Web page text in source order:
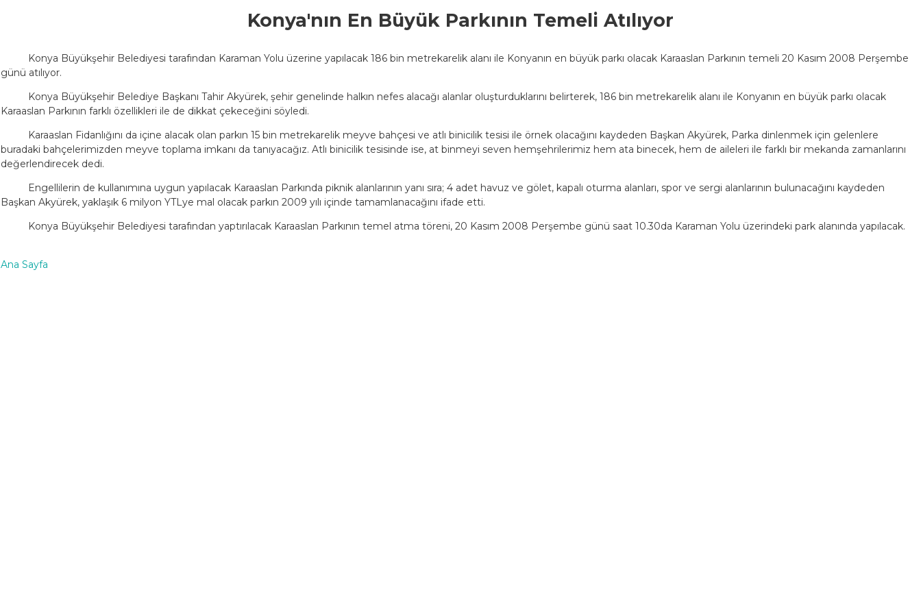
Konya'nın En Büyük Parkının Temeli Atılıyor
Konya Büyükşehir Belediyesi tarafından Karaman Yolu üzerine yapılacak 186 bin metrekarelik alanı ile Konyanın en büyük parkı olacak Karaaslan Parkının temeli 20 Kasım 2008 Perşembe
günü atılıyor.
Konya Büyükşehir Belediye Başkanı Tahir Akyürek, şehir genelinde halkın nefes alacağı alanlar oluşturduklarını belirterek, 186 bin metrekarelik alanı ile Konyanın en büyük parkı olacak
Karaaslan Parkının farklı özellikleri ile de dikkat çekeceğini söyledi.
Karaaslan Fidanlığını da içine alacak olan parkın 15 bin metrekarelik meyve bahçesi ve atlı binicilik tesisi ile örnek olacağını kaydeden Başkan Akyürek, Parka dinlenmek için gelenlere
buradaki bahçelerimizden meyve toplama imkanı da tanıyacağız. Atlı binicilik tesisinde ise, at binmeyi seven hemşehrilerimiz hem ata binecek, hem de aileleri ile farklı bir mekanda zamanlarını
değerlendirecek dedi.
Engellilerin de kullanımına uygun yapılacak Karaaslan Parkında piknik alanlarının yanı sıra; 4 adet havuz ve gölet, kapalı oturma alanları, spor ve sergi alanlarının bulunacağını kaydeden
Başkan Akyürek, yaklaşık 6 milyon YTLye mal olacak parkın 2009 yılı içinde tamamlanacağını ifade etti.
Konya Büyükşehir Belediyesi tarafından yaptırılacak Karaaslan Parkının temel atma töreni, 20 Kasım 2008 Perşembe günü saat 10.30da Karaman Yolu üzerindeki park alanında yapılacak.
Ana Sayfa